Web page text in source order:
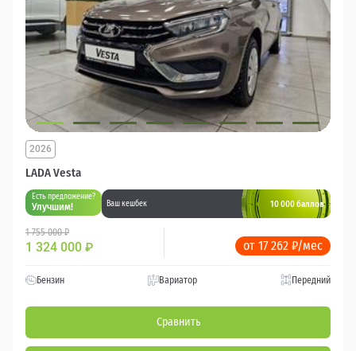
LADA Vesta
2026
Есть предложение?
Улучшим! Ваш кешбек 10 000 баллов
1 755 000 ₽
1 324 000 ₽ от 17 262 ₽/мес
Бензин Вариатор Передний
Сравнить